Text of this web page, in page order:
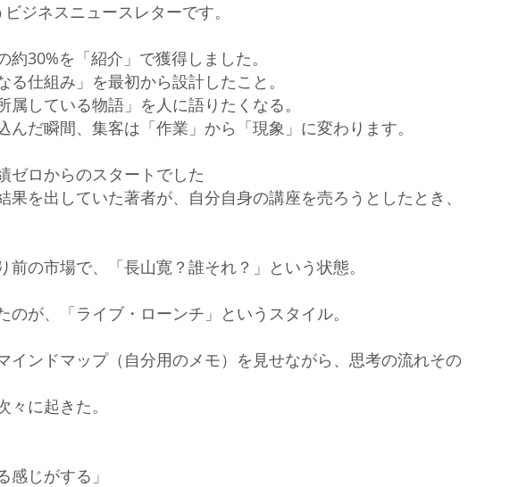
ジネスニュースレターです。
30%を「紹介」で獲得しました。
仕組み」を最初から設計したこと。
している物語」を人に語りたくなる。
だ瞬間、集客は「作業」から「現象」に変わります。
ゼロからのスタートでした
を出していた著者が、自分自身の講座を売ろうとしたとき、
の市場で、「長山寛？誰それ？」という状態。
が、「ライブ・ローンチ」というスタイル。
インドマップ（自分用のメモ）を見せながら、思考の流れその
に起きた。
感じがする」